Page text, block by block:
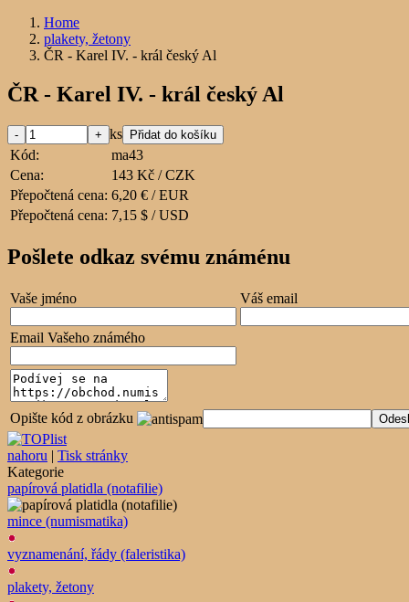
Home
plakety, žetony
ČR - Karel IV. - král český Al
ČR - Karel IV. - král český Al
ks
Kód:
ma43
Cena:
143 Kč / CZK
Přepočtená cena: 6,20 € / EUR
Přepočtená cena: 7,15 $ / USD
Pošlete odkaz svému známénu
Vaše jméno Váš email
Email Vašeho známého
Opište kód z obrázku
nahoru | Tisk stránky
Kategorie
papírová platidla (notafilie)
mince (numismatika)
vyznamenání, řády (faleristika)
plakety, žetony